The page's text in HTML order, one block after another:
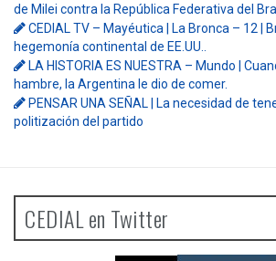
de Milei contra la República Federativa del
CEDIAL TV – Mayéutica | La Bronca – 12 |
hegemonía continental de EE.UU..
LA HISTORIA ES NUESTRA – Mundo |
hambre, la Argentina le dio de comer.
PENSAR UNA SEÑAL | La necesidad de
politización del partido
CEDIAL en Twitter